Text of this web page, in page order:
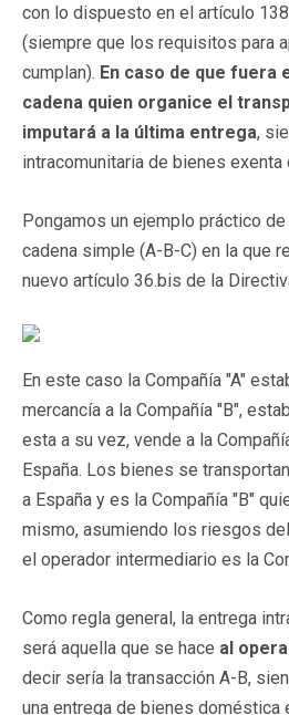
con lo dispuesto en el artículo
(siempre que los requisitos para
cumplan). En caso de que fuera
cadena quien organice el
imputará a la última entrega,
intracomunitaria de bienes exenta
Pongamos un ejemplo práctico de
cadena simple (A-B-C) en la que
nuevo artículo 36.bis de la
En este caso la Compañía "A"
mercancía a la Compañía "B",
esta a su vez, vende a la
España. Los bienes se
a España y es la Compañía "B"
mismo, asumiendo los riesgos
el operador intermediario es la
Como regla general, la entrega
será aquella que se hace al
decir sería la transacción A-B,
una entrega de bienes doméstica